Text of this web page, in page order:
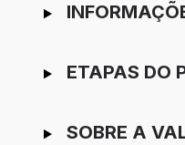
ETAPAS DO
SOBRE A